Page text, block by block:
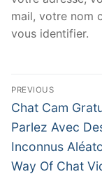
mail, votre nom
vous identifier.
文
章
導
覽
PREVIOUS
Previous
post:
Chat Cam
Parlez Avec
Inconnus
Way Of Chat